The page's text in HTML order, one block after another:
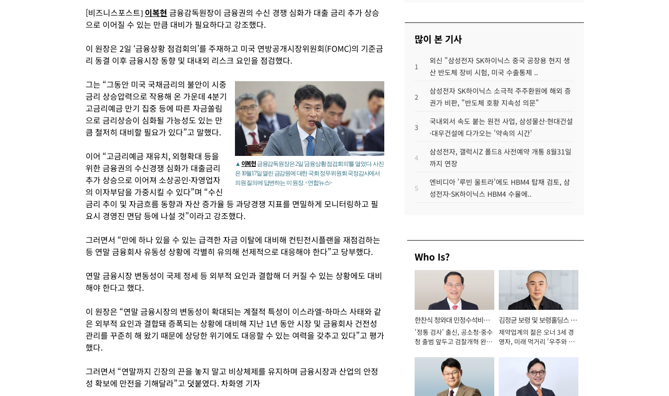
[비즈니스포스트] 이복현 금융감독원장이 금융권의 수신 경쟁 심화가 대출 금리 추가 상승
으로 이어질 수 있는 만큼 대비가 필요하다고 강조했다.
이 원장은 2일 ‘금융상황 점검회의’를 주재하고 미국 연방공개시장위원회(FOMC)의 기준금
리 동결 이후 금융시장 동향 및 대내외 리스크 요인을 점검했다.
▲ 이복현 금융감독원장은 2일 '금융상황 점검회의'를 열었다. 사진
은 10월17일 열린 금감원에 대한 국회 정무위원회 국정감사에서
의원 질의에 답변하는 이 원장. <연합뉴스>
그는 “그동안 미국 국채금리의 불안이 시중
금리 상승압력으로 작용해 온 가운데 4분기
고금리예금 만기 집중 등에 따른 자금쏠림
으로 금리상승이 심화될 가능성도 있는 만
큼 철저히 대비할 필요가 있다”고 말했다.
이어 “고금리예금 재유치, 외형확대 등을
위한 금융권의 수신경쟁 심화가 대출금리
추가 상승으로 이어져 소상공인·자영업자
의 이자부담을 가중시킬 수 있다”며 “수신
금리 추이 및 자금흐름 동향과 자산 증가율 등 과당경쟁 지표를 면밀하게 모니터링하고 필
요시 경영진 면담 등에 나설 것”이라고 강조했다.
그러면서 “만에 하나 있을 수 있는 급격한 자금 이탈에 대비해 컨틴전시플랜을 재점검하는
등 연말 금융회사 유동성 상황에 각별히 유의해 선제적으로 대응해야 한다”고 당부했다.
연말 금융시장 변동성이 국제 정세 등 외부적 요인과 결합해 더 커질 수 있는 상황에도 대비
해야 한다고 했다.
이 원장은 “연말 금융시장의 변동성이 확대되는 계절적 특성이 이스라엘-하마스 사태와 같
은 외부적 요인과 결합돼 증폭되는 상황에 대비해 지난 1년 동안 시장 및 금융회사 건전성
관리를 꾸준히 해 왔기 때문에 상당한 위기에도 대응할 수 있는 여력을 갖추고 있다”고 평가
했다.
그러면서 “연말까지 긴장의 끈을 놓지 말고 비상체제를 유지하며 금융시장과 산업의 안정
성 확보에 만전을 기해달라”고 덧붙였다. 차화영 기자
많이 본 기사
1
외신 "삼성전자 SK하이닉스 중국 공장용 현지 생
산 반도체 장비 시험, 미국 수출통제 ..
2
삼성전자 SK하이닉스 소극적 주주환원에 해외 증
권가 비판, "반도체 호황 지속성 의문"
3
국내외서 속도 붙는 원전 사업, 삼성물산·현대건설
·대우건설에 다가오는 '약속의 시간'
4
삼성전자, 갤럭시Z 폴드8 사전예약 개통 8월31일
까지 연장
5
엔비디아 '루빈 울트라'에도 HBM4 탑재 검토, 삼
성전자·SK하이닉스 HBM4 수율에..
Who Is?
한찬식 청와대 민정수석비서
관
'정통 검사' 출신, 공소청·중수
청 출범 앞두고 검찰개혁 완수
김정균 보령 및 보령홀딩스 대
표이사 사장
제약업계의 젊은 오너 3세 경
영자, 미래 먹거리 '우주와 헬